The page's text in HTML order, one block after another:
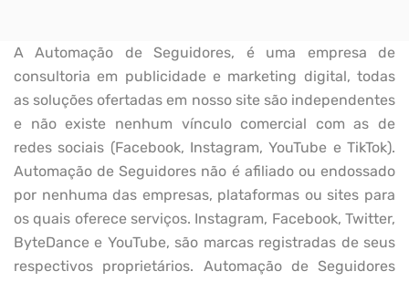
A Automação de Seguidores, é uma empresa de
consultoria em publicidade e marketing digital, todas
as soluções ofertadas em nosso site são independentes
e não existe nenhum vínculo comercial com as de
redes sociais (Facebook, Instagram, YouTube e TikTok).
Automação de Seguidores não é afiliado ou endossado
por nenhuma das empresas, plataformas ou sites para
os quais oferece serviços. Instagram, Facebook, Twitter,
ByteDance e YouTube, são marcas registradas de seus
respectivos proprietários. Automação de Seguidores